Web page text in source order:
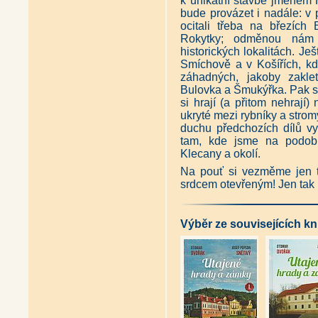
Strašnice (Božena Správcová)
Nové Vršovice - Historie,
Prahou pod pancířem
Prahou pod pancířem
Pozor, ještě není vyhráno...
Praha nepostavená (Klára
Pražské vize - Fantastické
Neznámá tvář Prahy -
Praha neznámá - Procházky
Praha neznámá II -
Praha neznámá III -
Praha neznámá IV -
Praha neznámá V -
Planeta Praha - Průvodce
Skrytá tajemství Prahy (David
25 tajemství Prahy (David
Procházky Prahou krok za
Staropražské lékařské
Pražské pamětní desky
Klíč k pražským hřbitovům
Pozoruhodné stromy Prahy
Příběhy z kronik pražského
Pražský vrch Petřín (Jan
Ottův historický atlas Praha
Podzemní Praha (Václav
Chráněná území ČR - Praha
bude provázet i nadále: v
ocitali třeba na březích
Rokytky; odměnou
historických lokalitách.
Smíchově a v Košířích,
záhadných, jakoby
Bulovka a Šmukýřka. Pak
si hrají (a přitom nehrají)
ukryté mezi rybníky a
duchu předchozích dílů
tam, kde jsme na
Klecany a okolí.
Na pouť si vezměme jen
srdcem otevřeným! Jen
Výběr ze souvisejících